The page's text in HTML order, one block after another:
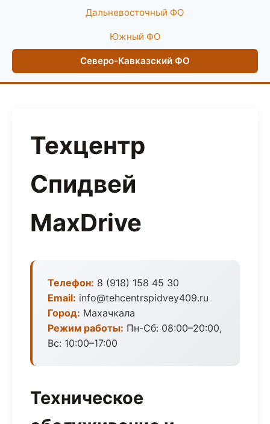
Дальневосточный ФО
Южный ФО
Северо-Кавказский ФО
Техцентр
Спидвей
MaxDrive
Телефон: 8 (918) 158 45 30
Email: info@tehcentrspidvey409.ru
Город: Махачкала
Режим работы: Пн-Сб: 08:00–20:00,
Вс: 10:00–17:00
Техническое